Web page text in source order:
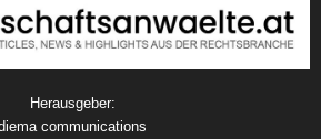
Herausgeber:
communications